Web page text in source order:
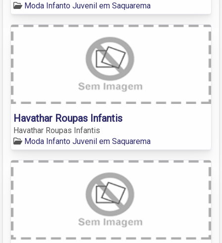
Moda Infanto Juvenil em Saquarema
Havathar Roupas Infantis
Havathar Roupas Infantis
Moda Infanto Juvenil em Saquarema